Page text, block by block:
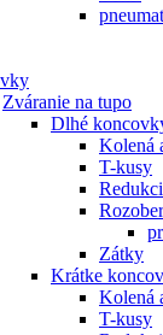
Zváranie na tupo
Dlhé
Kolená
T-kusy
Zátky
Krátke
Kolená
T-kusy